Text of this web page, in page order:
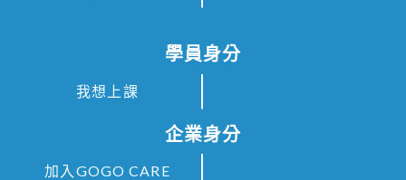
學員身分
我想上課
企業身分
加入GOGO CARE